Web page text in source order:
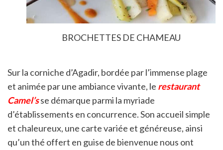
BROCHETTES DE CHAMEAU
Sur la corniche d’Agadir, bordée par l’immense plage
et animée par une ambiance vivante, le restaurant
Camel’sse démarque parmi la myriade
d’établissements en concurrence. Son accueil simple
et chaleureux, une carte variée et généreuse, ainsi
qu’un thé offert en guise de bienvenue nous ont